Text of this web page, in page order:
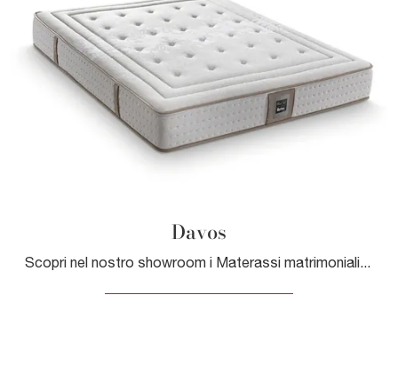
Davos